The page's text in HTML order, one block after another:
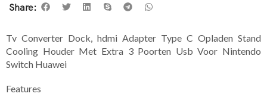
Share:
Tv Converter Dock, hdmi Adapter Type C Opladen Stand
Cooling Houder Met Extra 3 Poorten Usb Voor Nintendo
Switch Huawei
Features